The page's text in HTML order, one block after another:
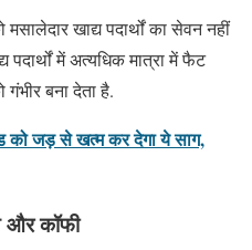
खाद्य पदार्थों का सेवन नहीं
पदार्थों में अत्यधिक मात्रा में फैट
गंभीर बना देता है.
को जड़ से खत्म कर देगा ये साग,
और कॉफी